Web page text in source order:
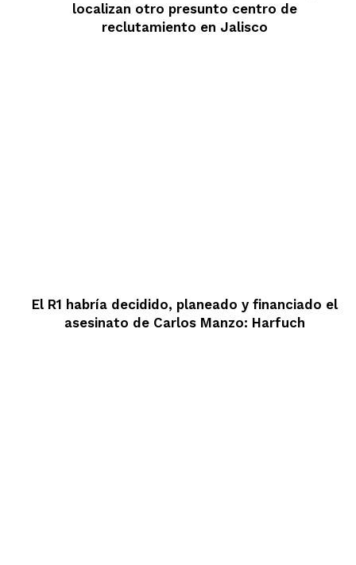
localizan otro presunto centro de
reclutamiento en Jalisco
El R1 habría decidido, planeado y financiado el
asesinato de Carlos Manzo: Harfuch